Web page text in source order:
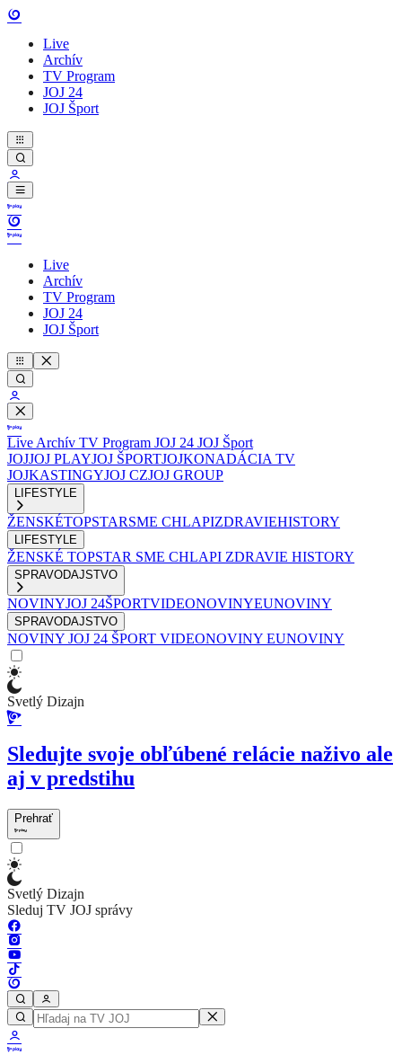
Live
Archív
TV Program
JOJ 24
JOJ Šport
Live
Archív
TV Program
JOJ 24
JOJ Šport
Live Archív TV Program JOJ 24 JOJ Šport
JOJJOJ PLAYJOJ ŠPORTJOJKONADÁCIA TV
JOJKASTINGYJOJ CZJOJ GROUP
LIFESTYLE
ŽENSKÉTOPSTARSME CHLAPIZDRAVIEHISTORY
LIFESTYLE
ŽENSKÉ TOPSTAR SME CHLAPI ZDRAVIE HISTORY
SPRAVODAJSTVO
NOVINYJOJ 24ŠPORTVIDEONOVINYEUNOVINY
SPRAVODAJSTVO
NOVINY JOJ 24 ŠPORT VIDEONOVINY EUNOVINY
Svetlý Dizajn
Sledujte svoje obľúbené relácie naživo ale
aj v predstihu
Prehrať
Svetlý Dizajn
Sleduj TV JOJ správy